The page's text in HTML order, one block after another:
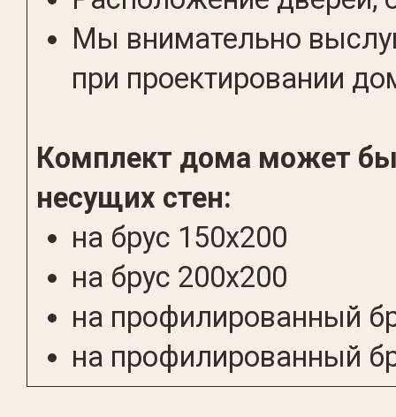
Мы внимательно
при проектировании
Комплект дома может
несущих стен:
на брус 150х200
на брус 200x200
на профилированный
на профилированный